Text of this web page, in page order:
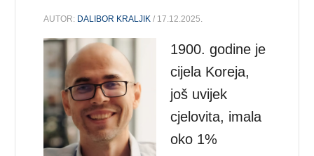
AUTOR: DALIBOR KRALJIK / 17.12.2025.
1900. godine je
cijela Koreja,
još uvijek
cjelovita, imala
oko 1%